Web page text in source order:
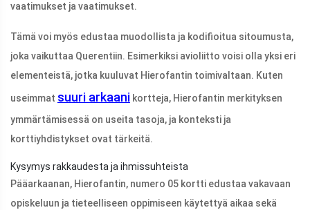
vaatimukset ja vaatimukset.
Tämä voi myös edustaa muodollista ja kodifioitua sitoumusta,
joka vaikuttaa Querentiin. Esimerkiksi avioliitto voisi olla yksi eri
elementeistä, jotka kuuluvat Hierofantin toimivaltaan. Kuten
useimmat suuri arkaani kortteja, Hierofantin merkityksen
ymmärtämisessä on useita tasoja, ja konteksti ja
korttiyhdistykset ovat tärkeitä.
Kysymys rakkaudesta ja ihmissuhteista
Pääarkaanan, Hierofantin, numero 05 kortti edustaa vakavaan
opiskeluun ja tieteelliseen oppimiseen käytettyä aikaa sekä